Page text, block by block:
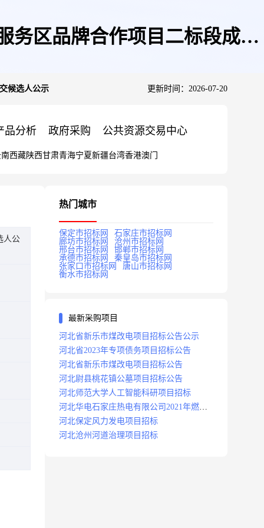
务区品牌合作项目二标段成交
候选人公示 更新时间：2026-07-20
品分析 政府采购 公共资源交易中心
西藏陕西甘肃青海宁夏新疆台湾香港澳门
人公
热门城市
保定市招标网
石家庄市招标网
廊坊市招标网
沧州市招标网
邢台市招标网
邯郸市招标网
承德市招标网
秦皇岛市招标网
张家口市招标网
唐山市招标网
衡水市招标网
最新采购项目
河北省新乐市煤改电项目招标公告公示
河北省2023年专项债务项目招标公告
河北省新乐市煤改电项目招标公告
河北尉县桃花镇公墓项目招标公告
河北师范大学人工智能科研项目招标
河北华电石家庄热电有限公司2021年燃料
分场辅助运行项目招标公告
河北保定风力发电项目招标
河北沧州河道治理项目招标